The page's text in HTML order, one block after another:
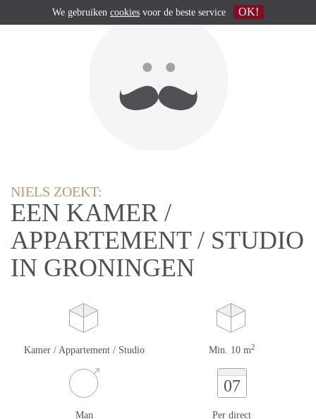
NIELS ZOEKT:
EEN KAMER /
APPARTEMENT / STUDIO
IN GRONINGEN
Kamer / Appartement / Studio Min. 10 m2
Man
07
Per direct
We gebruiken cookies voor de beste service OK!